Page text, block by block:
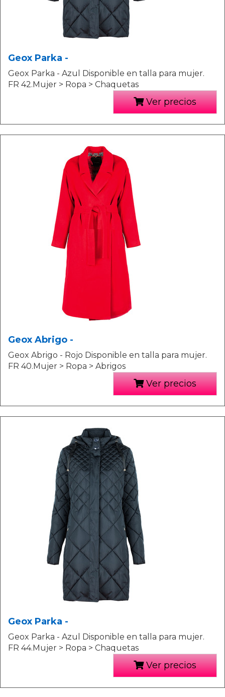
Geox Parka -
Geox Parka - Azul Disponible en talla para mujer.
FR 42.Mujer > Ropa > Chaquetas
Ver precios
Geox Abrigo -
Geox Abrigo - Rojo Disponible en talla para mujer.
FR 40.Mujer > Ropa > Abrigos
Ver precios
Geox Parka -
Geox Parka - Azul Disponible en talla para mujer.
FR 44.Mujer > Ropa > Chaquetas
Ver precios